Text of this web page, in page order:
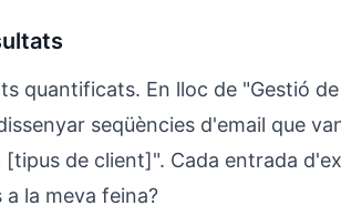
quantificats. En lloc de "Gestió
seqüències d'email que
de client]". Cada entrada
la meva feina?